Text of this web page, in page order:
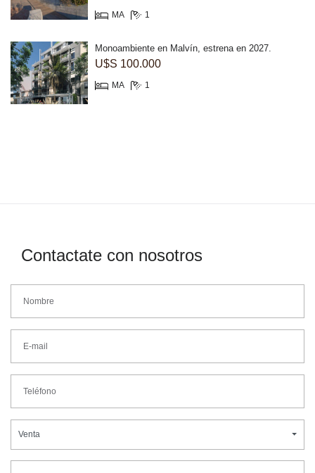
MA 1
Monoambiente en Malvín, estrena en 2027.
U$S 100.000
MA 1
Contactate con nosotros
Venta